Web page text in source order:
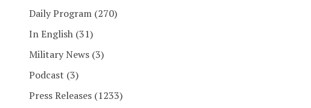
Daily Program (270)
In English (31)
Military News (3)
Podcast (3)
Press Releases (1233)